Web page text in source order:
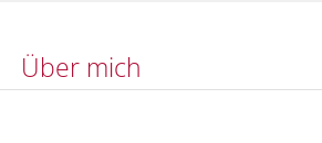
Über mich